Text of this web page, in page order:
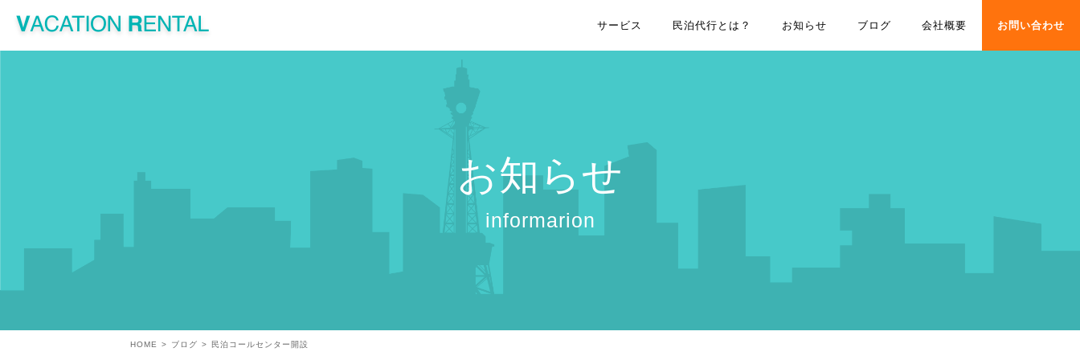
サービス 民泊代行とは？ お知らせ ブログ 会社概要 お問い合わせ
お知らせ
informarion
HOME ブログ 民泊コールセンター開設